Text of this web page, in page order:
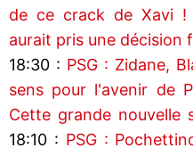
de ce crack de Xavi !
aurait pris une décision
18:30 : PSG : Zidane,
sens pour l'avenir de
Cette grande nouvelle
18:10 : PSG :